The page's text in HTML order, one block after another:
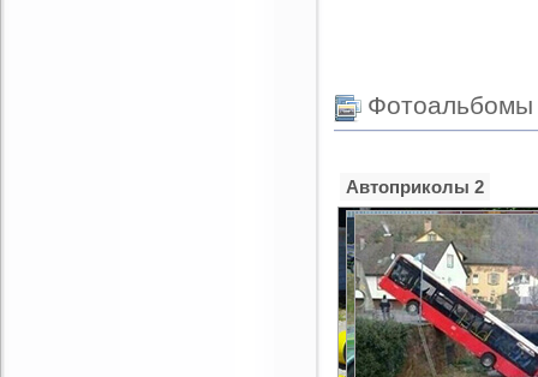
Фотоальбомы
Автоприколы 2